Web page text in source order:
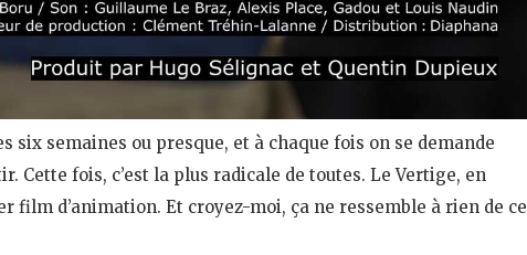
six semaines ou presque, et à chaque fois on se demande
Cette fois, c’est la plus radicale de toutes. Le Vertige, en
film d’animation. Et croyez-moi, ça ne ressemble à rien de ce